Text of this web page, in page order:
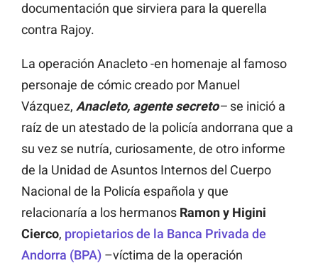
documentación que sirviera para la querella
contra Rajoy.
La operación Anacleto -en homenaje al famoso
personaje de cómic creado por Manuel
Vázquez, Anacleto, agente secreto– se inició a
raíz de un atestado de la policía andorrana que a
su vez se nutría, curiosamente, de otro informe
de la Unidad de Asuntos Internos del Cuerpo
Nacional de la Policía española y que
relacionaría a los hermanos Ramon y Higini
Cierco, propietarios de la Banca Privada de
Andorra (BPA) –víctima de la operación